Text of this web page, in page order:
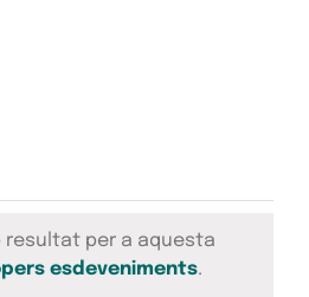
resultat per a aquesta
esdeveniments.